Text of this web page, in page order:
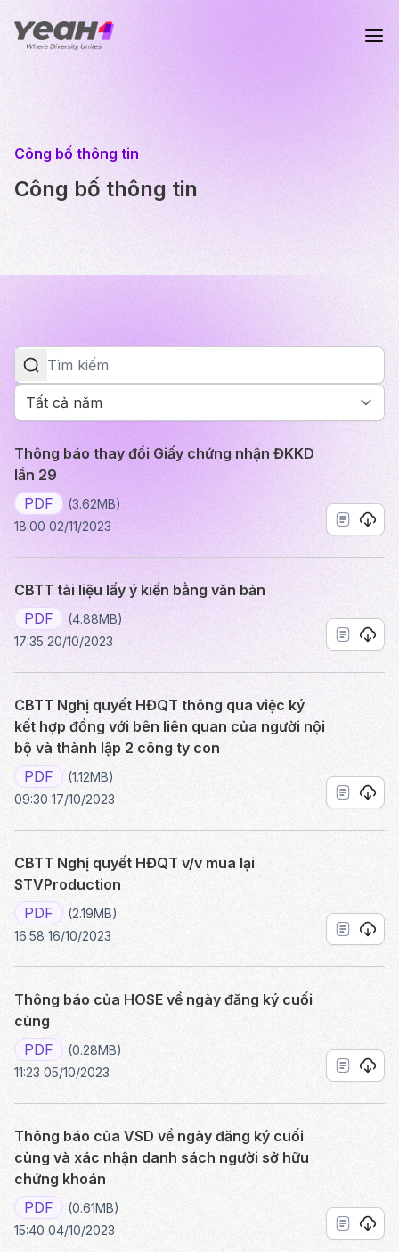
Công bố thông tin
Công bố thông tin
Thông báo thay đổi Giấy chứng nhận ĐKKD
lần 29
PDF
(3.62MB)
18:00 02/11/2023
CBTT tài liệu lấy ý kiến bằng văn bản
PDF
(4.88MB)
17:35 20/10/2023
CBTT Nghị quyết HĐQT thông qua việc ký
kết hợp đồng với bên liên quan của người nội
bộ và thành lập 2 công ty con
PDF
(1.12MB)
09:30 17/10/2023
CBTT Nghị quyết HĐQT v/v mua lại
STVProduction
PDF
(2.19MB)
16:58 16/10/2023
Thông báo của HOSE về ngày đăng ký cuối
cùng
PDF
(0.28MB)
11:23 05/10/2023
Thông báo của VSD về ngày đăng ký cuối
cùng và xác nhận danh sách người sở hữu
chứng khoán
PDF
(0.61MB)
15:40 04/10/2023